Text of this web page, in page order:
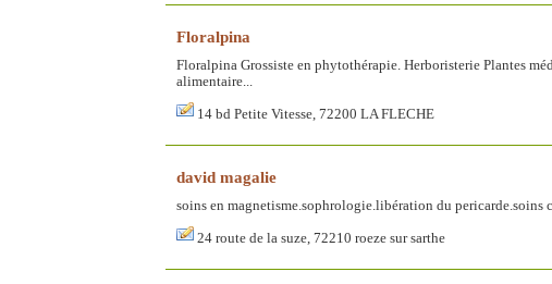
Floralpina
Floralpina Grossiste en phytothérapie. Herboristerie Plantes
alimentaire...
14 bd Petite Vitesse, 72200 LA FLECHE
david magalie
soins en magnetisme.sophrologie.libération du pericarde.soins
24 route de la suze, 72210 roeze sur sarthe